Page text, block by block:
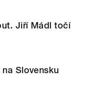
Jiří Mádl točí
Slovensku